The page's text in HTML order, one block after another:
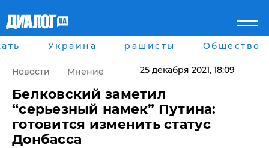
Главная
рассея
Мир
Беларусь
Военное обозрение
Наука и Техника
Экономика
Города
Луганск
Харьков
Днепр
Львов
Украина рашисты Общество
Новости Мнение 25 декабря 2021, 18:09
​Белковский заметил
“серьезный намек” Путина:
готовится изменить статус
Донбасса